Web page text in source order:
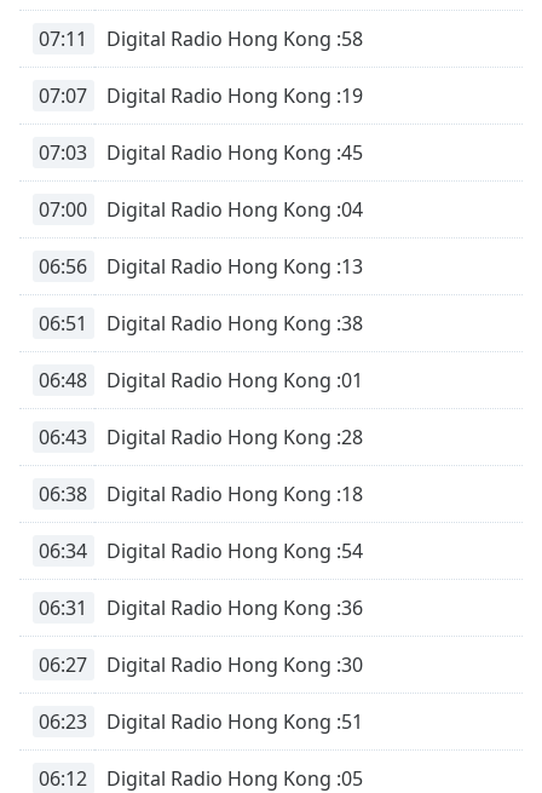
07:11 Digital Radio Hong Kong :58
07:07 Digital Radio Hong Kong :19
07:03 Digital Radio Hong Kong :45
07:00 Digital Radio Hong Kong :04
06:56 Digital Radio Hong Kong :13
06:51 Digital Radio Hong Kong :38
06:48 Digital Radio Hong Kong :01
06:43 Digital Radio Hong Kong :28
06:38 Digital Radio Hong Kong :18
06:34 Digital Radio Hong Kong :54
06:31 Digital Radio Hong Kong :36
06:27 Digital Radio Hong Kong :30
06:23 Digital Radio Hong Kong :51
06:12 Digital Radio Hong Kong :05